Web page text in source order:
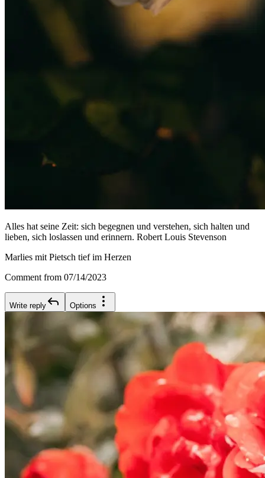
Alles hat seine Zeit: sich begegnen und verstehen, sich halten und
lieben, sich loslassen und erinnern. Robert Louis Stevenson
Marlies mit Pietsch tief im Herzen
Comment from 07/14/2023
Write reply Options